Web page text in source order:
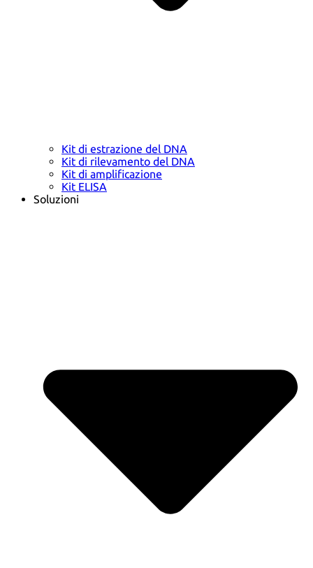
Kit di estrazione del DNA
Kit di rilevamento del DNA
Kit di amplificazione
Kit ELISA
Soluzioni